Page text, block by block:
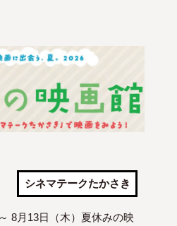
シネマテークたかさき
8月13日（木）夏休みの映